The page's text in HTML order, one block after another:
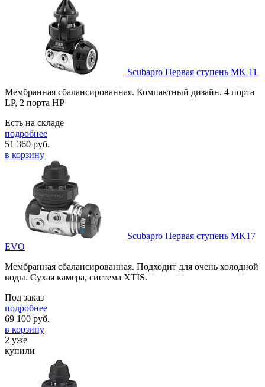
Scubapro Первая ступень MK 11
Мембранная сбалансированная. Компактный дизайн. 4 порта
LP, 2 порта HP
Есть на складе
подробнее
51 360 руб.
в корзину
Scubapro Первая ступень MK17
EVO
Мембранная сбалансированная. Подходит для очень холодной
воды. Сухая камера, система XTIS.
Под заказ
подробнее
69 100 руб.
в корзину
2 уже
купили